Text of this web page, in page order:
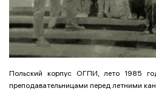
Польский корпус ОГПИ, лето 1985
преподавательницами перед летними